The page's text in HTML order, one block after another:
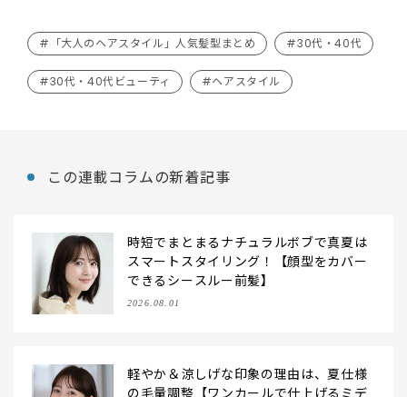
#「大人のヘアスタイル」人気髪型まとめ #30代・40代
#30代・40代ビューティ #ヘアスタイル
この連載コラムの新着記事
時短でまとまるナチュラルボブで真夏は
スマートスタイリング！【顔型をカバー
できるシースルー前髪】
2026.08.01
軽やか＆涼しげな印象の理由は、夏仕様
の毛量調整【ワンカールで仕上げるミデ